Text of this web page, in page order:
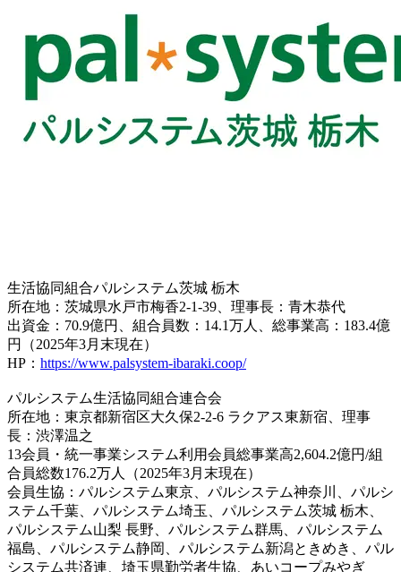
生活協同組合パルシステム茨城 栃木
所在地：茨城県水戸市梅香2-1-39、理事長：青木恭代
出資金：70.9億円、組合員数：14.1万人、総事業高：183.4億
円（2025年3月末現在）
HP： https://www.palsystem-ibaraki.coop/
パルシステム生活協同組合連合会
所在地：東京都新宿区大久保2-2-6 ラクアス東新宿、理事
長：渋澤温之
13会員・統一事業システム利用会員総事業高2,604.2億円/組
合員総数176.2万人（2025年3月末現在）
会員生協：パルシステム東京、パルシステム神奈川、パルシ
ステム千葉、パルシステム埼玉、パルシステム茨城 栃木、
パルシステム山梨 長野、パルシステム群馬、パルシステム
福島、パルシステム静岡、パルシステム新潟ときめき、パル
システム共済連、埼玉県勤労者生協、あいコープみやぎ